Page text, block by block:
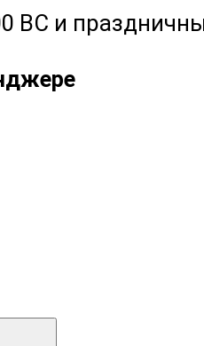
ВС и